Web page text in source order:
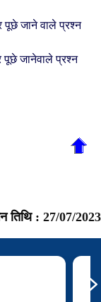
पूछे जाने वाले प्रश्न
पूछे जानेवाले प्रश्न
तिथि : 27/07/2023